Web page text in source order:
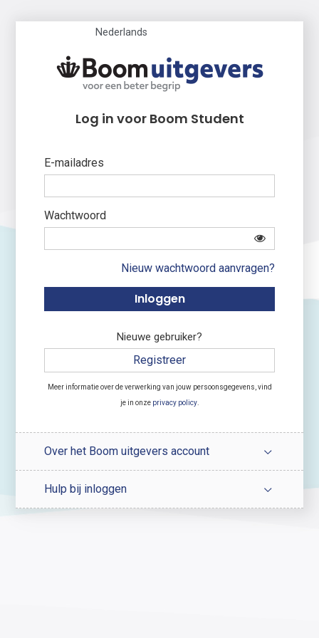
Nederlands
Log in voor Boom Student
E-mailadres
Wachtwoord
Nieuw wachtwoord aanvragen?
Nieuwe gebruiker?
Registreer
Meer informatie over de verwerking van jouw persoonsgegevens, vind
je in onze privacy policy.
Over het Boom uitgevers account
Hulp bij inloggen